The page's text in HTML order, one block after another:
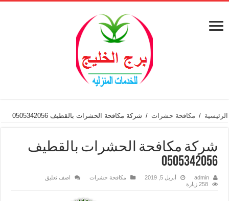
الرئيسية / مكافحة حشرات / شركة مكافحة الحشرات بالقطيف 0505342056
شركة مكافحة الحشرات بالقطيف
0505342056
admin أبريل 5, 2019 مكافحة حشرات
اضف تعليق
258 زيارة